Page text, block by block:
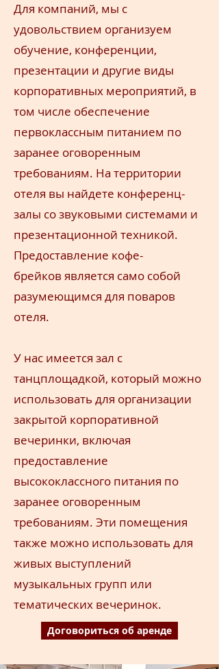
Для компаний, мы с
удовольствием организуем
обучение, конференции,
презентации и другие виды
корпоративных мероприятий, в
том числе обеспечение
первоклассным питанием по
заранее оговоренным
требованиям. На территории
отеля вы найдете конференц-
залы со звуковыми системами и
презентационной техникой.
Предоставление кофе-
брейков является само собой
разумеющимся для поваров
отеля.
У нас имеется зал с
танцплощадкой, который можно
использовать для организации
закрытой корпоративной
вечеринки, включая
предоставление
высококлассного питания по
заранее оговоренным
требованиям. Эти помещения
также можно использовать для
живых выступлений
музыкальных групп или
тематических вечеринок.
Договориться об аренде